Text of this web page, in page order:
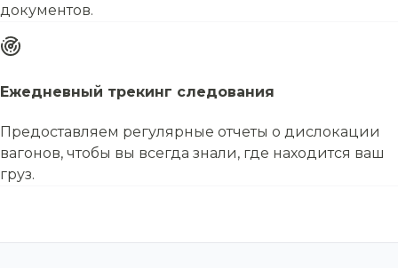
документов.
Ежедневный трекинг следования
Предоставляем регулярные отчеты о дислокации
вагонов, чтобы вы всегда знали, где находится ваш
груз.